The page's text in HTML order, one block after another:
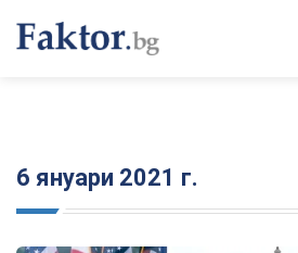
6 януари 2021 г.